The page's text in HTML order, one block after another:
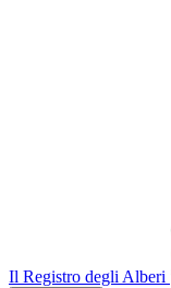
Il Registro degli Alberi